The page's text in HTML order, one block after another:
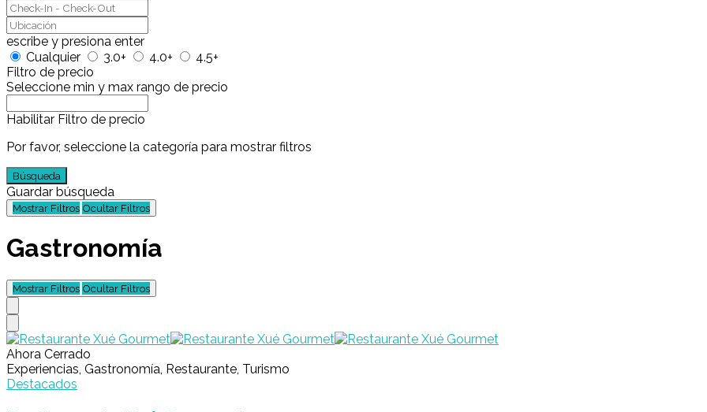
escribe y presiona enter
Cualquier
3.0+ 4.0+
4.5+
Filtro de precio
Seleccione min y max rango de precio
Habilitar Filtro de precio
Por favor, seleccione la categoría para mostrar filtros
Búsqueda
Guardar búsqueda
Mostrar Filtros Ocultar Filtros
Gastronomía
Mostrar Filtros Ocultar Filtros
Ahora Cerrado
Experiencias, Gastronomía, Restaurante, Turismo
Destacados